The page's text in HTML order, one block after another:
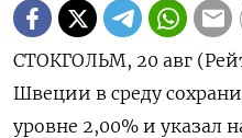
СТОКГОЛЬМ, 20 авг
Швеции в среду
уровне 2,00% и указал